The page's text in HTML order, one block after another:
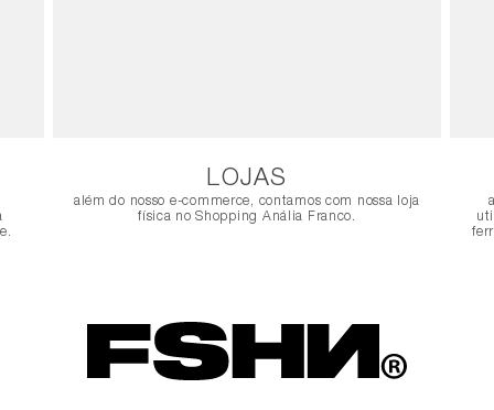
LOJAS
além do nosso e-commerce, contamos com nossa loja
física no Shopping Anália Franco.